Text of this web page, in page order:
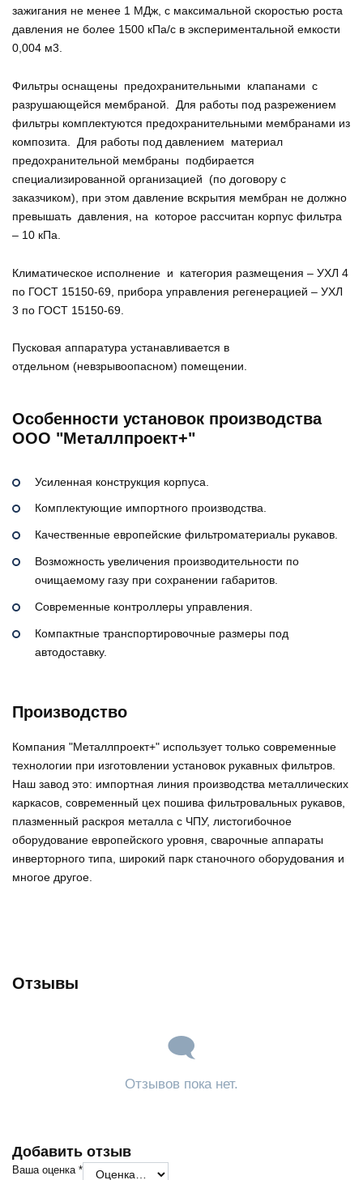
зажигания не менее 1 МДж, с максимальной скоростью роста
давления не более 1500 кПа/с в экспериментальной емкости
0,004 м3.
Фильтры оснащены предохранительными клапанами с
разрушающейся мембраной. Для работы под разрежением
фильтры комплектуются предохранительными мембранами из
композита. Для работы под давлением материал
предохранительной мембраны подбирается
специализированной организацией (по договору с
заказчиком), при этом давление вскрытия мембран не должно
превышать давления, на которое рассчитан корпус фильтра
– 10 кПа.
Климатическое исполнение и категория размещения – УХЛ 4
по ГОСТ 15150-69, прибора управления регенерацией – УХЛ
3 по ГОСТ 15150-69.
Пусковая аппаратура устанавливается в
отдельном (невзрывоопасном) помещении.
Особенности установок производства
ООО "Металлпроект+"
Усиленная конструкция корпуса.
Комплектующие импортного производства.
Качественные европейские фильтроматериалы рукавов.
Возможность увеличения производительности по
очищаемому газу при сохранении габаритов.
Современные контроллеры управления.
Компактные транспортировочные размеры под
автодоставку.
Производство
​Компания "Металлпроект+" использует только современные
технологии при изготовлении установок рукавных фильтров.
Наш завод это: импортная линия производства металлических
каркасов, современный цех пошива фильтровальных рукавов,
плазменный раскроя металла с ЧПУ, листогибочное
оборудование европейского уровня, сварочные аппараты
инверторного типа, широкий парк станочного оборудования и
многое другое.
Отзывы
Отзывов пока нет.
Добавить отзыв
Ваша оценка *